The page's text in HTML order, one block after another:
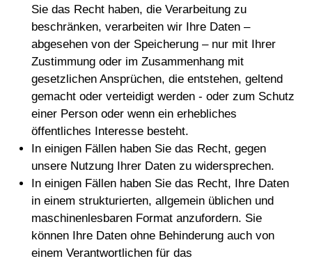
Sie das Recht haben, die Verarbeitung zu
beschränken, verarbeiten wir Ihre Daten –
abgesehen von der Speicherung – nur mit Ihrer
Zustimmung oder im Zusammenhang mit
gesetzlichen Ansprüchen, die entstehen, geltend
gemacht oder verteidigt werden - oder zum Schutz
einer Person oder wenn ein erhebliches
öffentliches Interesse besteht.
In einigen Fällen haben Sie das Recht, gegen
unsere Nutzung Ihrer Daten zu widersprechen.
In einigen Fällen haben Sie das Recht, Ihre Daten
in einem strukturierten, allgemein üblichen und
maschinenlesbaren Format anzufordern. Sie
können Ihre Daten ohne Behinderung auch von
einem Verantwortlichen für das